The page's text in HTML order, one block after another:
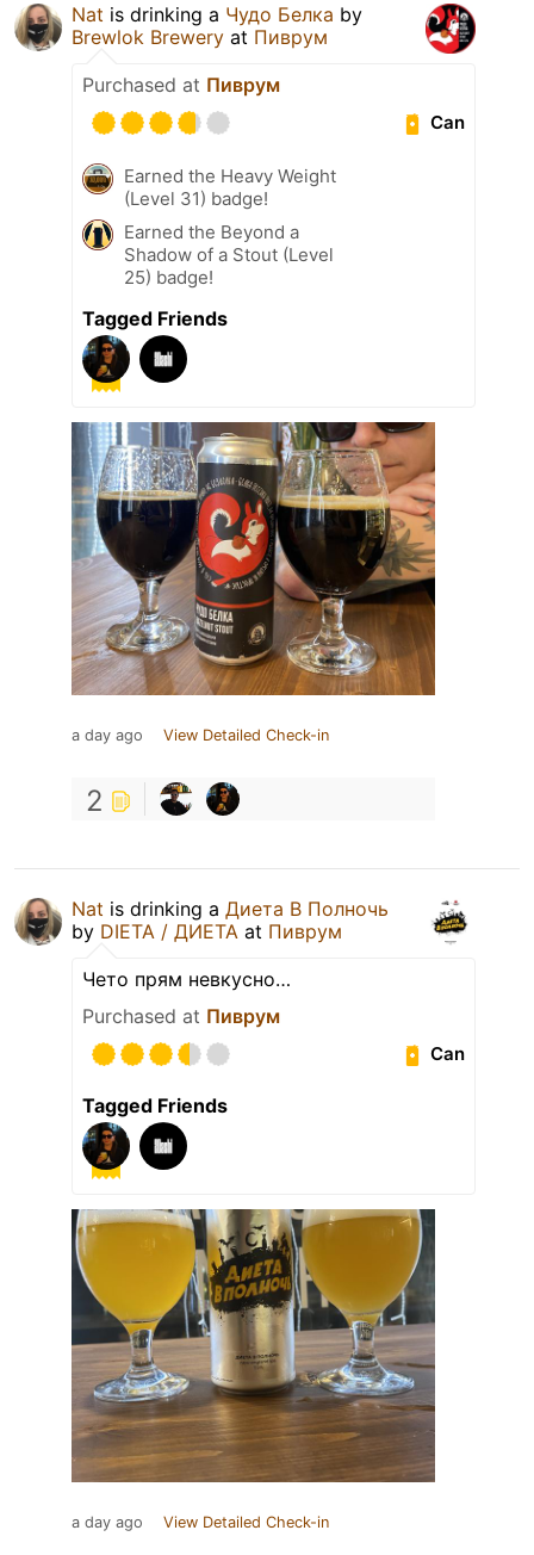
Nat is drinking a Чудо Белка by
Brewlok Brewery at Пиврум
Purchased at Пиврум
Can
Earned the Heavy Weight
(Level 31) badge!
Earned the Beyond a
Shadow of a Stout (Level
25) badge!
Tagged Friends
a day ago View Detailed Check-in
2
Nat is drinking a Диета В Полночь
by DIETA / ДИЕТА at Пиврум
Чето прям невкусно…
Purchased at Пиврум
Can
Tagged Friends
a day ago View Detailed Check-in